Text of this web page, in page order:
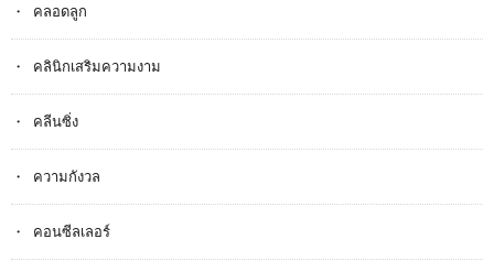
คลอดลูก
คลินิกเสริมความงาม
คลีนซิ่ง
ความกังวล
คอนซีลเลอร์